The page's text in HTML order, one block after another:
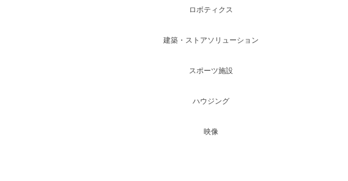
ロボティクス
建築・ストアソリューション
スポーツ施設
ハウジング
映像